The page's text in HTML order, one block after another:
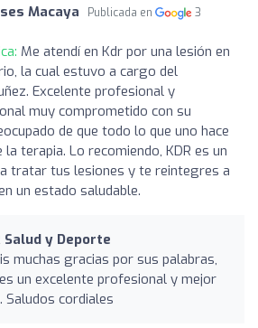
Macaya Publicada en
3
Me atendí en Kdr por una lesión en
la cual estuvo a cargo del
Excelente profesional y
muy comprometido con su
de que todo lo que uno hace
terapia. Lo recomiendo, KDR es un
tratar tus lesiones y te reintegres a
un estado saludable.
Salud y Deporte
muchas gracias por sus palabras,
un excelente profesional y mejor
Saludos cordiales